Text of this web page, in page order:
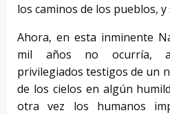
los caminos de los pueblos,
Ahora, en esta inminente
mil años no ocurría,
privilegiados testigos de un
de los cielos en algún
otra vez los humanos